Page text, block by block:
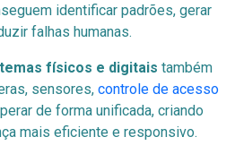
identificar padrões, gerar
falhas humanas.
físicos e digitais também
sensores, controle de acesso
de forma unificada, criando
mais eficiente e responsivo.